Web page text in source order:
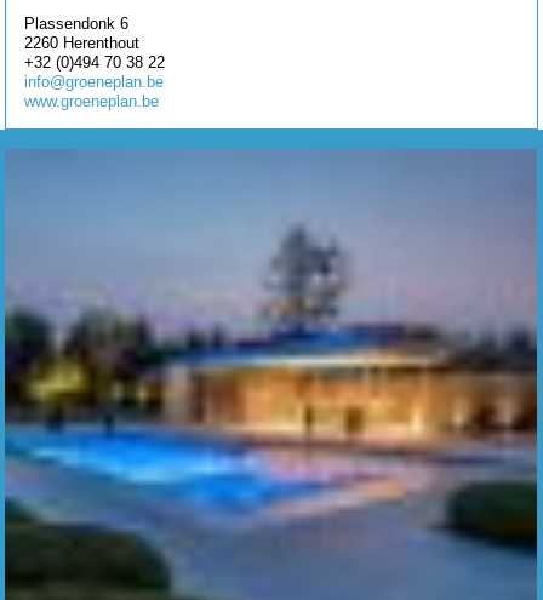
Plassendonk 6
2260 Herenthout
+32 (0)494 70 38 22
info@groeneplan.be
www.groeneplan.be